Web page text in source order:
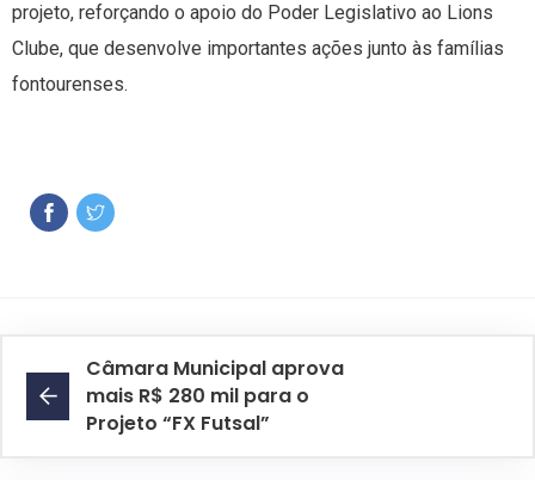
projeto, reforçando o apoio do Poder Legislativo ao Lions
Clube, que desenvolve importantes ações junto às famílias
fontourenses.
Câmara Municipal aprova
mais R$ 280 mil para o
Projeto “FX Futsal”